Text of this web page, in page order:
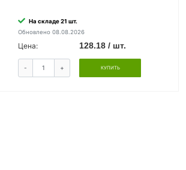
На складе 21 шт.
Обновлено 08.08.2026
Цена: 128.18 / шт.
- + КУПИТЬ